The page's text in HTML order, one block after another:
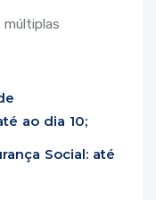
múltiplas
ao dia 10;
Social: até